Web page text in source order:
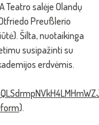
Teatro salėje Olandų
Preußlerio
Šilta, nuotaikinga
susipažinti su
erdvėmis.
).